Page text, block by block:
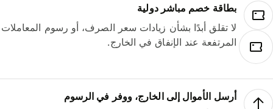
بطاقة خصم مباشر دولية
لا تقلق أبدًا بشأن زيادات سعر الصرف، أو رسوم المعاملات
المرتفعة عند الإنفاق في الخارج.
أرسل الأموال إلى الخارج، ووفر في الرسوم